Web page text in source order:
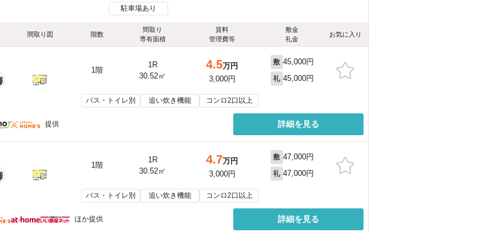
駐車場あり
間取り図 階数
間取り
専有面積
賃料
管理費等
敷金
礼金
お気に入り
1階
1R
30.52㎡
4.5万円
3,000円
敷 45,000円
礼 45,000円
バス・トイレ別 追い炊き機能 コンロ2口以上
提供 詳細を見る
1階
1R
30.52㎡
4.7万円
3,000円
敷 47,000円
礼 47,000円
バス・トイレ別 追い炊き機能 コンロ2口以上
ほか提供 詳細を見る